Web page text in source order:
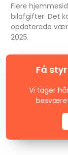
Flere
bilafgifter. Det
opdaterede
2025.
Få
Vi tager